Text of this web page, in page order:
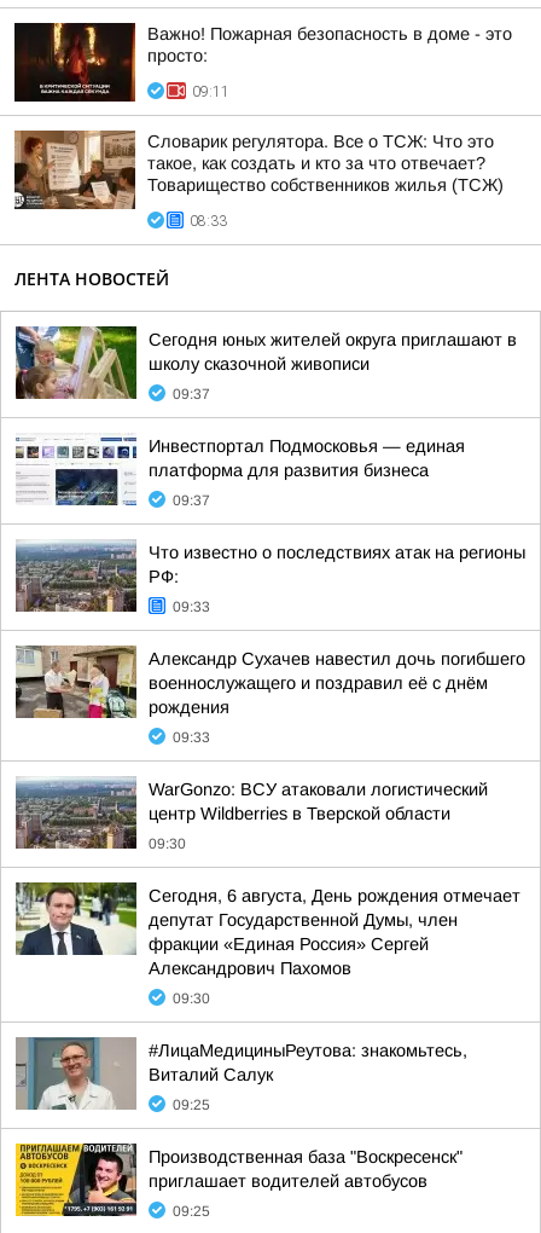
Важно! Пожарная безопасность в доме - это
просто:
09:11
Словарик регулятора. Все о ТСЖ: Что это
такое, как создать и кто за что отвечает?
Товарищество собственников жилья (ТСЖ)
08:33
ЛЕНТА НОВОСТЕЙ
Сегодня юных жителей округа приглашают в
школу сказочной живописи
09:37
Инвестпортал Подмосковья — единая
платформа для развития бизнеса
09:37
Что известно о последствиях атак на регионы
РФ:
09:33
Александр Сухачев навестил дочь погибшего
военнослужащего и поздравил её с днём
рождения
09:33
WarGonzo: ВСУ атаковали логистический
центр Wildberries в Тверской области
09:30
Сегодня, 6 августа, День рождения отмечает
депутат Государственной Думы, член
фракции «Единая Россия» Сергей
Александрович Пахомов
09:30
#ЛицаМедициныРеутова: знакомьтесь,
Виталий Салук
09:25
Производственная база "Воскресенск"
приглашает водителей автобусов
09:25